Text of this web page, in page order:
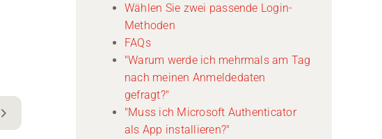
Wählen Sie zwei passende Login-
Methoden
FAQs
"Warum werde ich mehrmals am Tag
nach meinen Anmeldedaten
gefragt?"
"Muss ich Microsoft Authenticator
als App installieren?"